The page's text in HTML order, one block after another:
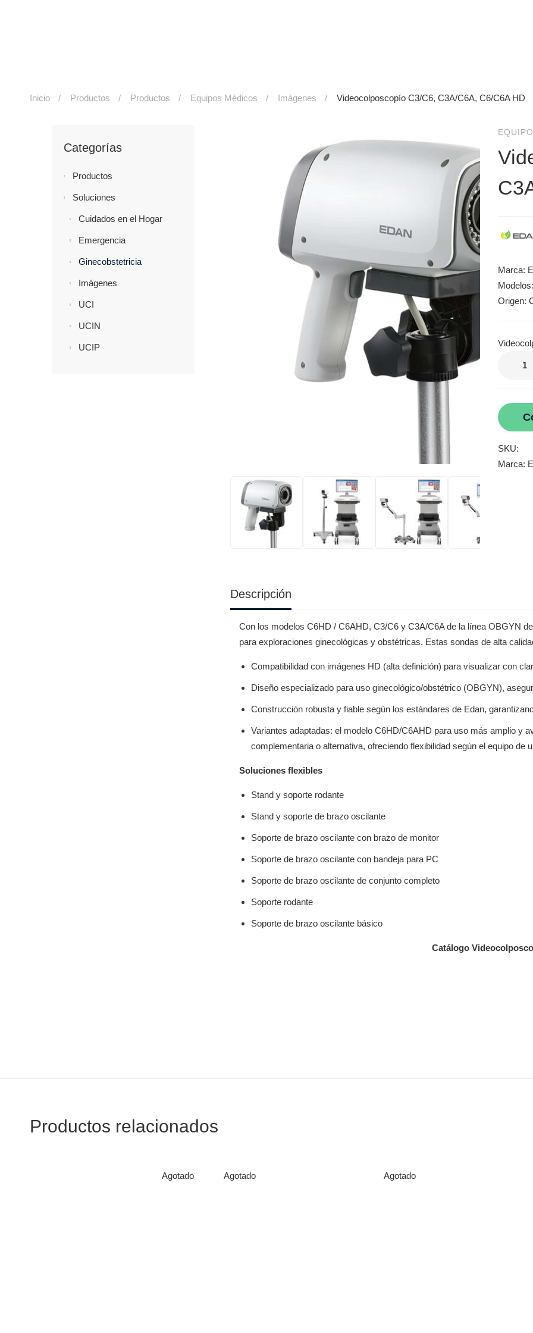
Inicio Productos Productos Equipos Médicos Imágenes Videocolposcopío C3/C6, C3A/C6A, C6/C6A HD
Categorías
Productos
Soluciones
Cuidados en el Hogar
Emergencia
Ginecobstetricia
Imágenes
UCI
UCIN
UCIP
Marca:
Origen:
SKU:
Marca:
Descripción
Con los modelos C6HD / C6AHD, C3/C6 y C3A/C6A de la línea OBGYN
para exploraciones ginecológicas y obstétricas. Estas sondas de alta
Compatibilidad con imágenes HD (alta definición) para visualizar con
Diseño especializado para uso ginecológico/obstétrico (OBGYN),
Construcción robusta y fiable según los estándares de Edan,
Variantes adaptadas: el modelo C6HD/C6AHD para uso más amplio y
complementaria o alternativa, ofreciendo flexibilidad según el equipo de
Soluciones flexibles
Stand y soporte rodante
Stand y soporte de brazo oscilante
Soporte de brazo oscilante con brazo de monitor
Soporte de brazo oscilante con bandeja para PC
Soporte de brazo oscilante de conjunto completo
Soporte rodante
Soporte de brazo oscilante básico
Catálogo
Productos relacionados
Agotado Agotado Agotado